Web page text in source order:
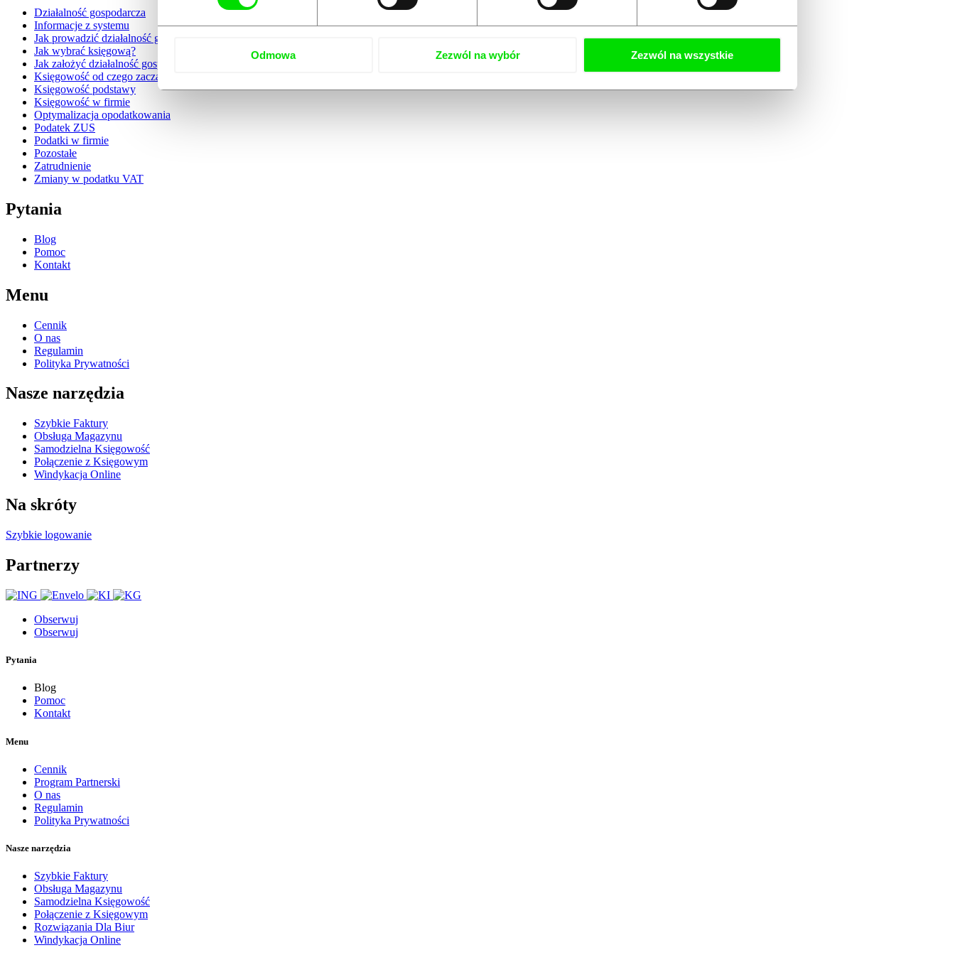
Odmowa Zezwól na wybór Zezwól na wszystkie
Działalność gospodarcza
Informacje z systemu
Jak prowadzić działalność gospodarczą?
Jak wybrać księgową?
Jak założyć działalność gospodarczą?
Księgowość od czego zacząć?
Księgowość podstawy
Księgowość w firmie
Optymalizacja opodatkowania
Podatek ZUS
Podatki w firmie
Pozostałe
Zatrudnienie
Zmiany w podatku VAT
Pytania
Blog
Pomoc
Kontakt
Menu
Cennik
O nas
Regulamin
Polityka Prywatności
Nasze narzędzia
Szybkie Faktury
Obsługa Magazynu
Samodzielna Księgowość
Połączenie z Księgowym
Windykacja Online
Na skróty
Szybkie logowanie
Partnerzy
Obserwuj
Obserwuj
Pytania
Blog
Pomoc
Kontakt
Menu
Cennik
Program Partnerski
O nas
Regulamin
Polityka Prywatności
Nasze narzędzia
Szybkie Faktury
Obsługa Magazynu
Samodzielna Księgowość
Połączenie z Księgowym
Rozwiązania Dla Biur
Windykacja Online